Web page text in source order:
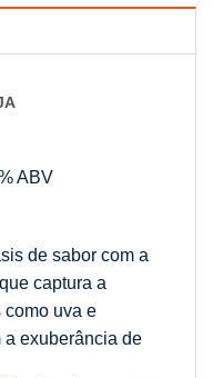
ABV
de sabor com a
captura a
como uva e
a exuberância de